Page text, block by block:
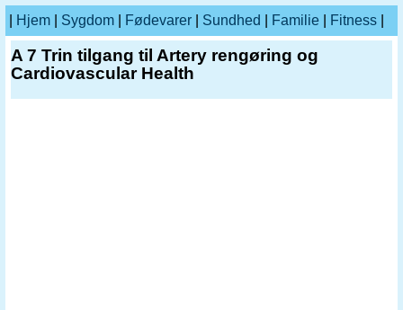
Hjem Sygdom Fødevarer Sundhed Familie Fitness
A 7 Trin tilgang til Artery rengøring og
Cardiovascular Health